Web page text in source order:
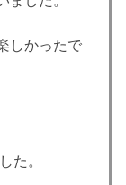
しかったで
た。